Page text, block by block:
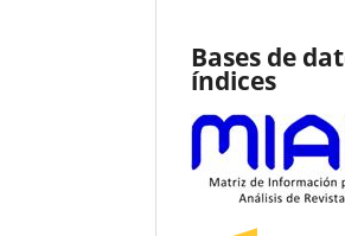
Bases de
índices